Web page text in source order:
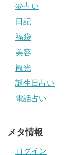
夢占い
日記
福袋
美容
観光
誕生日占い
電話占い
メタ情報
ログイン